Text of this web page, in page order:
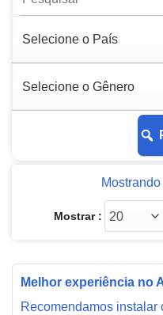
Mostrar :
Melhor experiência no
Recomendamos instalar